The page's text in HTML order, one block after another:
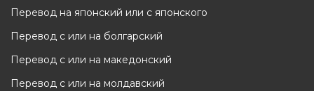
Перевод на японский или с японского
Перевод с или на болгарский
Перевод с или на македонский
Перевод с или на молдавский